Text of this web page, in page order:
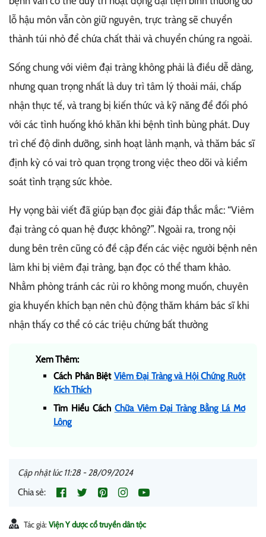
lỗ hậu môn vẫn còn giữ nguyên, trực tràng sẽ chuyển
thành túi nhỏ để chứa chất thải và chuyển chúng ra ngoài.
Sống chung với viêm đại tràng không phải là điều dễ dàng,
nhưng quan trọng nhất là duy trì tâm lý thoải mái, chấp
nhận thực tế, và trang bị kiến thức và kỹ năng để đối phó
với các tình huống khó khăn khi bệnh tình bùng phát. Duy
trì chế độ dinh dưỡng, sinh hoạt lành mạnh, và thăm bác sĩ
định kỳ có vai trò quan trọng trong việc theo dõi và kiểm
soát tình trạng sức khỏe.
Hy vọng bài viết đã giúp bạn đọc giải đáp thắc mắc: “Viêm
đại tràng có quan hệ được không?”. Ngoài ra, trong nội
dung bên trên cũng có đề cập đến các việc người bệnh nên
làm khi bị viêm đại tràng, bạn đọc có thể tham khảo.
Nhằm phòng tránh các rủi ro không mong muốn, chuyên
gia khuyến khích bạn nên chủ động thăm khám bác sĩ khi
nhận thấy cơ thể có các triệu chứng bất thường
Xem Thêm:
Cách Phân Biệt Viêm Đại Tràng và Hội Chứng Ruột
Kích Thích
Tìm Hiểu Cách Chữa Viêm Đại Tràng Bằng Lá Mơ
Lông
Cập nhật lúc 11:28 - 28/09/2024
Chia sẻ:
Tác giả: Viện Y dược cổ truyền dân tộc